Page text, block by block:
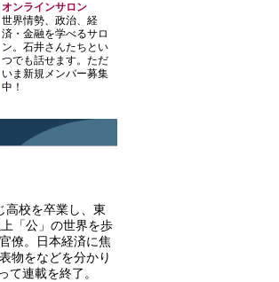
オンラインサロン
世界情勢、政治、経
済・金融を学べるサロ
ン。石井さんたちとい
つでも話せます。ただ
いま新規メンバー募集
中！
高校を卒業し、東
「公」の世界を歩
僚。日本経済に焦
物をなどを分かり
て連載を終了。